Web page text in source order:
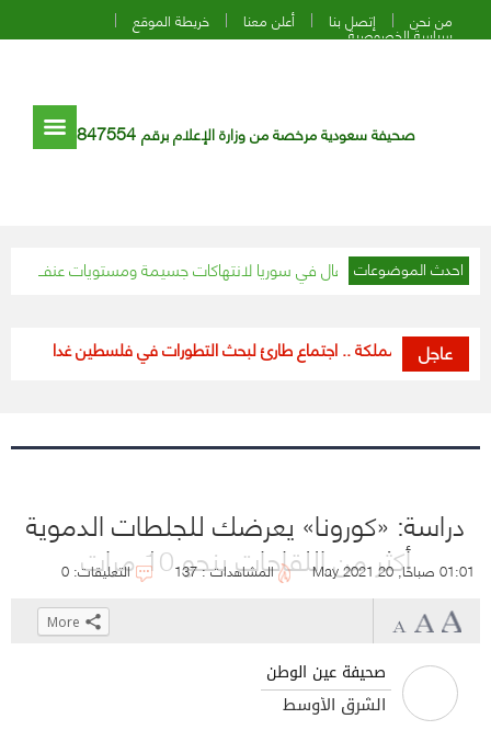
من نحن إتصل بنا أعلن معنا خريطة الموقع
سياسة الخصوصية
صحيفة سعودية مرخصة من وزارة الإعلام برقم 847554
احدث الموضوعات
تعرض الأطفال في سوريا لانتهاكات جسيمة ومستويات عنف مروعة
عاجل “الداخلية”: من المملكة .. اجتماع طارئ لبحث التطورات في فلسطين غدا
دراسة: «كورونا» يعرضك للجلطات الدموية
أكثر من اللقاحات بنحو 10 مرات 01:01 صباحًا, 20 May 2021 المشاهدات : 137 التعليقات: 0
صحيفة عين الوطن
الشرق الأوسط
Click
More